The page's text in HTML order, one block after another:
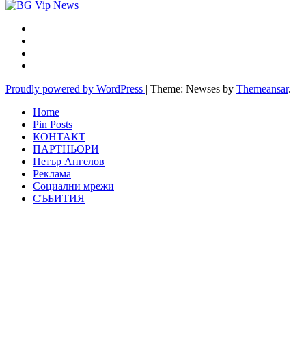
Proudly powered by WordPress | Theme: Newses by Themeansar.
Home
Pin Posts
КОНТАКТ
ПАРТНЬОРИ
Петър Ангелов
Реклама
Социални мрежи
СЪБИТИЯ